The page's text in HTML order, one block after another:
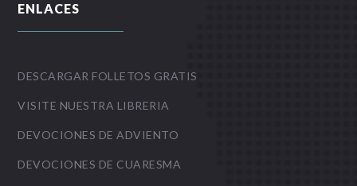
ENLACES
DESCARGAR FOLLETOS GRATIS
VISITE NUESTRA LIBRERIA
DEVOCIONES DE ADVIENTO
DEVOCIONES DE CUARESMA